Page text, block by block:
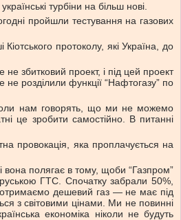
турбіни на більш нові.
пройшли тестування на газових
протоколу, які Україна, до
збитковий проект, і під цей проект
розділили функції “Нафтогазу” по
нам говорять, що ми не можемо
це зробити самостійно. В питанні
провокація, яка проплачується на
вона полягає в тому, щоби “Газпром”
ГТС. Спочатку забрали 50%,
дешевий газ — не має під
з світовими цінами. Ми не повинні
економіка ніколи не будуть